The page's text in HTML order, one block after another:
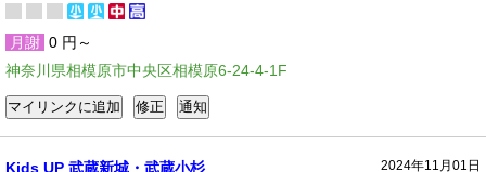
月謝 0 円～
神奈川県相模原市中央区相模原6-24-4-1F
2024年11月01日
Kids UP 武蔵新城・武蔵小杉